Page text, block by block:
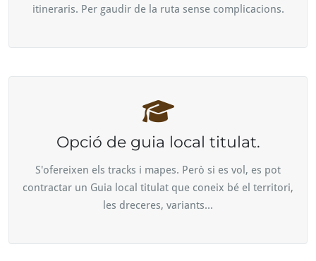
itineraris. Per gaudir de la ruta sense complicacions.
Opció de guia local titulat.
S'ofereixen els tracks i mapes. Però si es vol, es pot
contractar un Guia local titulat que coneix bé el territori,
les dreceres, variants...